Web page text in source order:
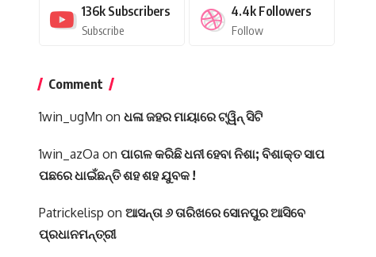
136k Subscribers
Subscribe
4.4k Followers
Follow
Comment
1win_ugMn on ଧଳା ଜହର ମାୟାରେ ଟ୍ୱିନ୍ ସିଟି
1win_azOa on ପାଗଳ କରିଛି ଧନୀ ହେବା ନିଶା; ବିଶାକ୍ତ ସାପ
ପଛରେ ଧାଇଁଛନ୍ତି ଶହ ଶହ ଯୁବକ !
Patrickelisp on ଆସନ୍ତା ୬ ତାରିଖରେ ସୋନପୁର ଆସିବେ
ପ୍ରଧାନମନ୍ତ୍ରୀ